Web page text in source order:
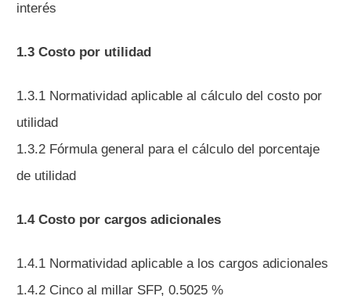
interés
1.3 Costo por utilidad
1.3.1 Normatividad aplicable al cálculo del costo por
utilidad
1.3.2 Fórmula general para el cálculo del porcentaje
de utilidad
1.4 Costo por cargos adicionales
1.4.1 Normatividad aplicable a los cargos adicionales
1.4.2 Cinco al millar SFP, 0.5025 %